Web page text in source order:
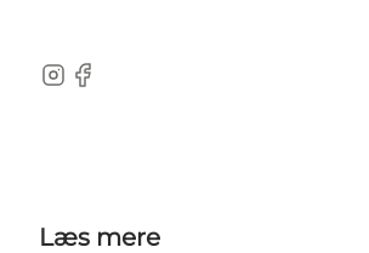
Instagram
Facebook
Læs mere